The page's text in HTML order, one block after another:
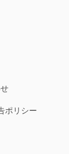
ポリシー